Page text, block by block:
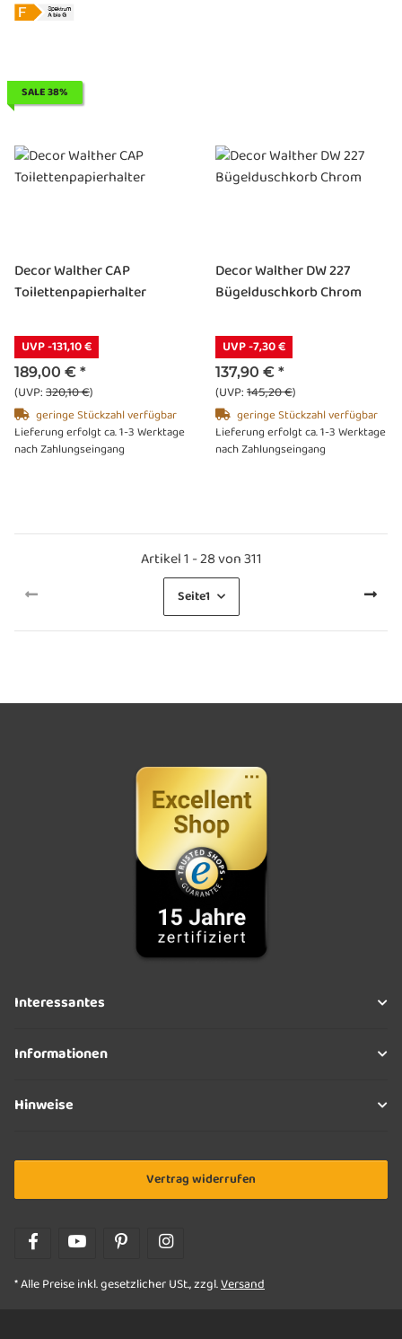
SALE 38%
Decor Walther CAP
Toilettenpapierhalter
UVP -131,10 €
189,00 € *
(UVP:320,10 €)
geringe Stückzahl verfügbar
Lieferung erfolgt ca. 1-3 Werktage
nach Zahlungseingang
Decor Walther DW 227
Bügelduschkorb Chrom
UVP -7,30 €
137,90 € *
(UVP:145,20 €)
geringe Stückzahl verfügbar
Lieferung erfolgt ca. 1-3 Werktage
nach Zahlungseingang
Artikel 1 - 28 von 311
Seite1
Interessantes
Informationen
Hinweise
Vertrag widerrufen
* Alle Preise inkl. gesetzlicher USt., zzgl.Versand